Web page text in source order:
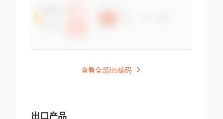
查看全部HS编码
出口产品